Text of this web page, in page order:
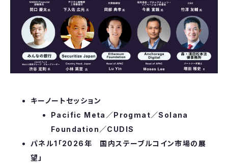
キーノートセッション
Pacific Meta／Progmat／Solana
Foundation／CUDIS
パネル1「2026年 国内ステーブルコイン市場の展
望」